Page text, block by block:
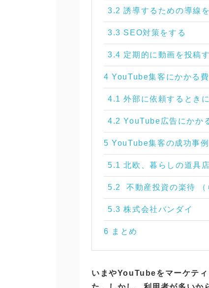
3.2 誘導するための導線
3.3 SEO対策をする
3.4 定期的に動画を投稿
4 ​​YouTube集客にかかる費
4.1 外部に依頼するとき
4.2 YouTube広告にかか
5 YouTube集客の成功事例
5.1 北欧、暮らしの道具店
5.2 不動産投資の楽待 （
5.3 株式会社バンダイ
6 まとめ
いまやYouTubeをマーケテ